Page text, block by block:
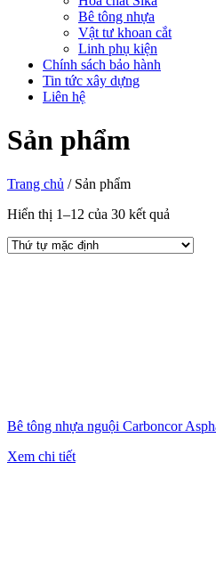
Bê tông nhựa
Vật tư khoan cắt
Linh phụ kiện
Chính sách bảo hành
Tin tức xây dựng
Liên hệ
Sản phẩm
Trang chủ /Sản phẩm
Hiển thị 1–12 của 30 kết quả
Bê tông nhựa nguội Carboncor
Xem chi tiết